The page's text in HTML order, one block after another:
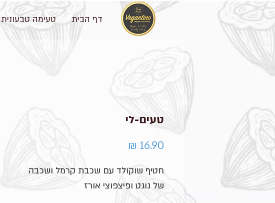
דף הבית טעימה טבעונית
טעים-לי
חטיף שוקולד עם שכבת קרמל ושכבה
של נוגט ופיצפוצי אורז